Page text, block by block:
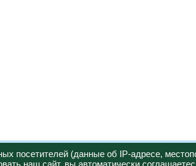
посетителей (данные об IP-адресе,
наш сайт, вы автоматически